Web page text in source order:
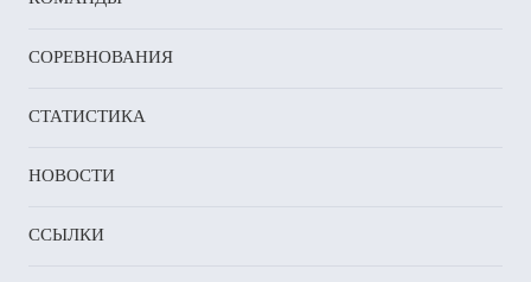
СОРЕВНОВАНИЯ
СТАТИСТИКА
НОВОСТИ
ССЫЛКИ